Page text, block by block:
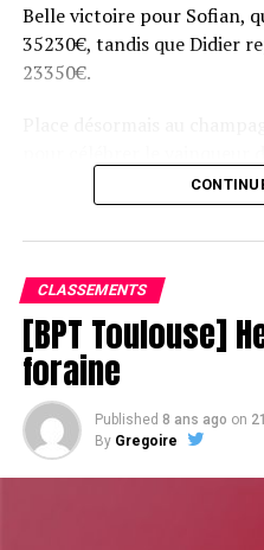
Belle victoire pour Sofian,
35230€, tandis que Didier
23350€.
CLASSEMENTS
[BPT Toulouse]
foraine
Published 8 ans ago on
By Gregoire